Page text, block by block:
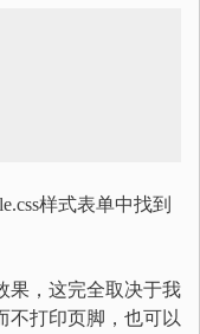
样式表单中找到
果，这完全取决于我
不打印页脚，也可以